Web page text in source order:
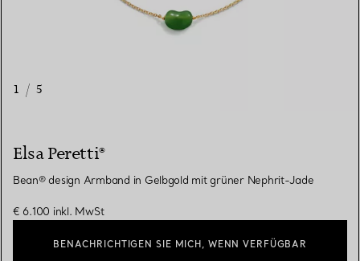
1 / 5
Elsa Peretti®
Bean® design Armband in Gelbgold mit grüner Nephrit-Jade
€ 6.100 inkl. MwSt
BENACHRICHTIGEN SIE MICH, WENN VERFÜGBAR